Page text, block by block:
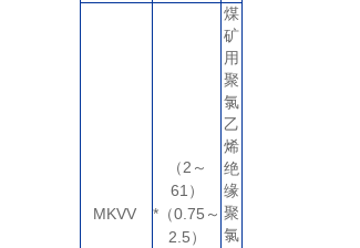
MKVV
（ 2 ～
61 ）
* （0.75 ～
2.5 ）
煤
矿
用
聚
氯
乙
烯
绝
缘
聚
氯